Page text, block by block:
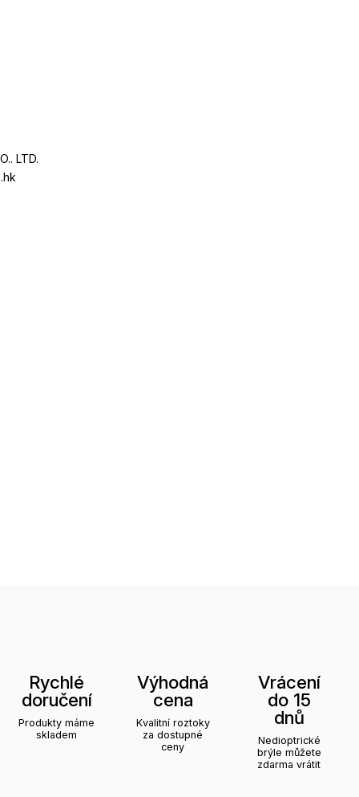
LTD.
Rychlé
doručení
Produkty máme
skladem
Výhodná
cena
Kvalitní roztoky
za dostupné
ceny
Vrácení
do 15
dnů
Nedioptrické
brýle můžete
zdarma vrátit